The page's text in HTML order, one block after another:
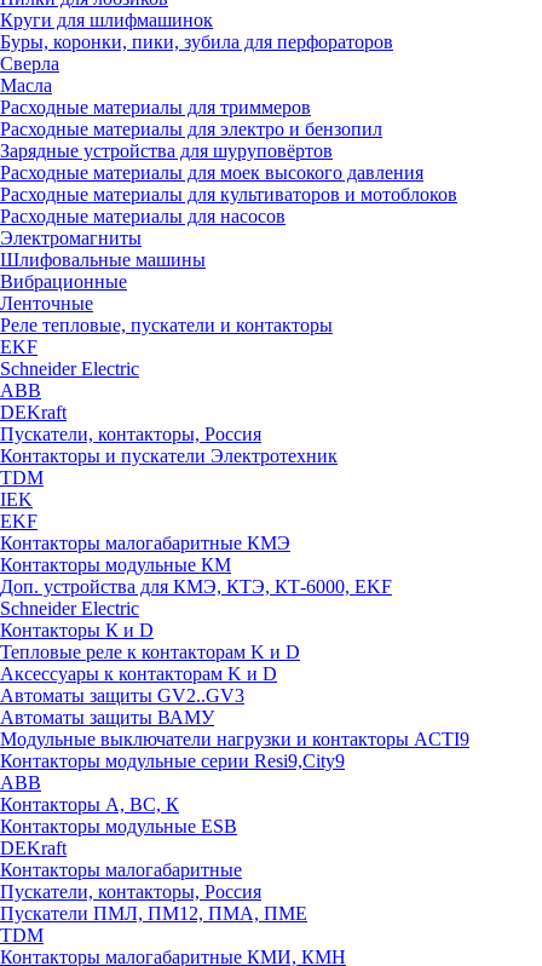
Круги для шлифмашинок
Буры, коронки, пики, зубила для перфораторов
Сверла
Масла
Расходные материалы для триммеров
Расходные материалы для электро и бензопил
Зарядные устройства для шуруповёртов
Расходные материалы для моек высокого давления
Расходные материалы для культиваторов и мотоблоков
Расходные материалы для насосов
Электромагниты
Шлифовальные машины
Вибрационные
Ленточные
Реле тепловые, пускатели и контакторы
EKF
Schneider Electric
ABB
DEKraft
Пускатели, контакторы, Россия
Контакторы и пускатели Электротехник
TDM
IEK
EKF
Контакторы малогабаритные КМЭ
Контакторы модульные КМ
Доп. устройства для КМЭ, КТЭ, КТ-6000, EKF
Schneider Electric
Контакторы К и D
Тепловые реле к контакторам K и D
Аксессуары к контакторам K и D
Автоматы защиты GV2..GV3
Автоматы защиты ВАМУ
Модульные выключатели нагрузки и контакторы ACTI9
Контакторы модульные серии Resi9,City9
ABB
Контакторы А, ВС, К
Контакторы модульные ESB
DEKraft
Контакторы малогабаритные
Пускатели, контакторы, Россия
Пускатели ПМЛ, ПМ12, ПМА, ПМЕ
TDM
Контакторы малогабаритные КМИ, КМН